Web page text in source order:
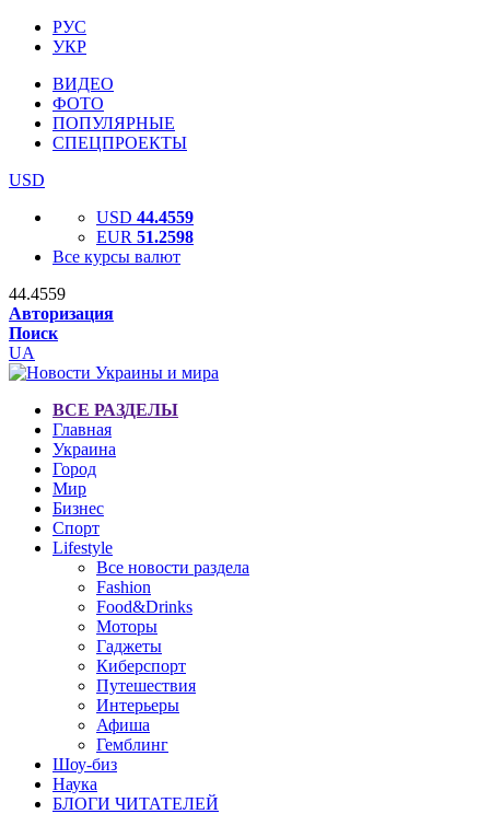
РУС
УКР
ВИДЕО
ФОТО
ПОПУЛЯРНЫЕ
СПЕЦПРОЕКТЫ
USD
USD 44.4559
EUR 51.2598
Все курсы валют
44.4559
Авторизация
Поиск
UA
ВСЕ РАЗДЕЛЫ
Главная
Украина
Город
Мир
Бизнес
Спорт
Lifestyle
Все новости раздела
Fashion
Food&Drinks
Моторы
Гаджеты
Киберспорт
Путешествия
Интерьеры
Афиша
Гемблинг
Шоу-биз
Наука
БЛОГИ ЧИТАТЕЛЕЙ